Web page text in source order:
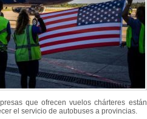
que ofrecen vuelos chárteres están
el servicio de autobuses a provincias.